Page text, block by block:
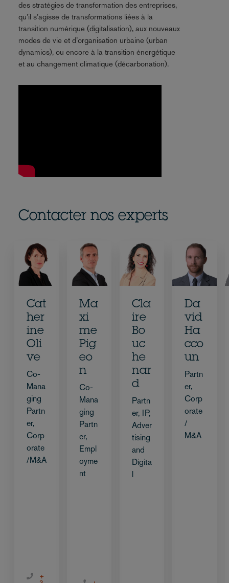
des stratégies de transformation des entreprises,
qu’il s’agisse de transformations liées à la
transition numérique (digitalisation), aux nouveaux
modes de vie et d’organisation urbaine (urban
dynamics), ou encore à la transition énergétique
et au changement climatique (décarbonation).
Contacter nos experts
Cat
her
ine
Oli
ve
Co-
Mana
ging
Partn
er,
Corp
orate
/M&A
+
Ma
xi
me
Pig
eo
n
Co-
Mana
ging
Partn
er,
Empl
oyme
nt
Cla
ire
Bo
uc
he
nar
d
Partn
er, IP,
Adver
tising
and
Digita
l
Da
vid
Ha
cco
un
Partn
er,
Corp
orate
/
M&A